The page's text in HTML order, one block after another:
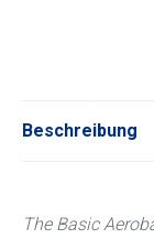
Beschreibung
The Basic